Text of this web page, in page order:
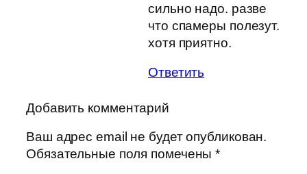
сильно надо. разве
что спамеры полезут.
хотя приятно.
Ответить
Добавить комментарий
Ваш адрес email не будет опубликован.
Обязательные поля помечены*